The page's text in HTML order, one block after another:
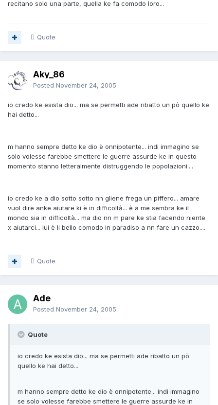
recitano solo una parte, quella ke fa comodo loro...
Quote
Aky_86
Posted November 24, 2005
io credo ke esista dio... ma se permetti ade ribatto un pò quello ke
hai detto...
m hanno sempre detto ke dio è onnipotente... indi immagino se
solo volesse farebbe smettere le guerre assurde ke in questo
momento stanno letteralmente distruggendo le popolazioni....
io credo ke a dio sotto sotto nn gliene frega un piffero... amare
vuol dire anke aiutare ki è in difficoltà... è a me sembra ke il
mondo sia in difficoltà... ma dio nn m pare ke stia facendo niente
x aiutarci... lui è li bello comodo in paradiso a nn fare un cazzo....
Quote
Ade
Posted November 24, 2005
Quote
io credo ke esista dio... ma se permetti ade ribatto un pò
quello ke hai detto...
m hanno sempre detto ke dio è onnipotente... indi immagino
se solo volesse farebbe smettere le guerre assurde ke in